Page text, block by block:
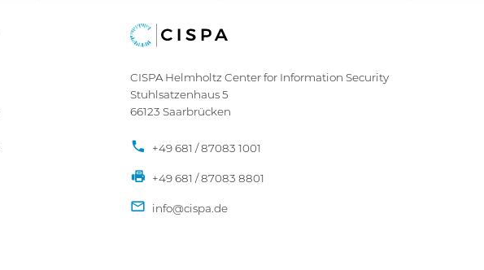
CISPA Helmholtz Center for Information Security
Stuhlsatzenhaus 5
66123 Saarbrücken
+49 681 / 87083 1001
+49 681 / 87083 8801